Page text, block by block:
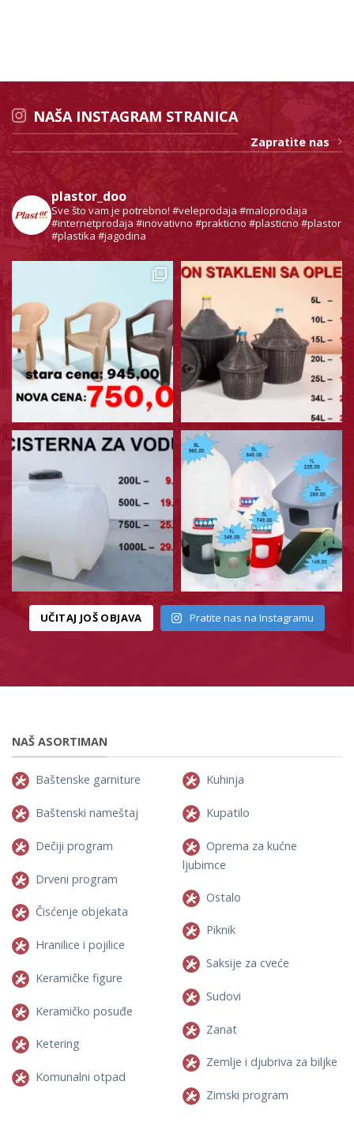
NAŠA INSTAGRAM STRANICA
Zapratite nas
plastor_doo
Sve što vam je potrebno! #veleprodaja #maloprodaja
#internetprodaja #inovativno #prakticno #plasticno #plastor
#plastika #jagodina
UČITAJ JOŠ OBJAVA Pratite nas na Instagramu
NAŠ ASORTIMAN
Baštenske garniture
Baštenski nameštaj
Dečiji program
Drveni program
Čisćenje objekata
Hranilice i pojilice
Keramičke figure
Keramičko posuđe
Ketering
Komunalni otpad
Kuhinja
Kupatilo
Oprema za kućne
ljubimce
Ostalo
Piknik
Saksije za cveće
Sudovi
Zanat
Zemlje i djubriva za biljke
Zimski program